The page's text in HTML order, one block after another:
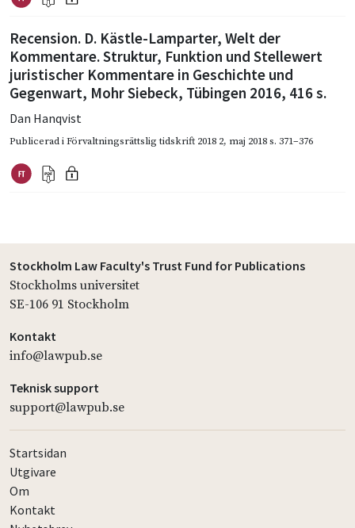
Recension. D. Kästle-Lamparter, Welt der
Kommentare. Struktur, Funktion und Stellewert
juristischer Kommentare in Geschichte und
Gegenwart, Mohr Siebeck, Tübingen 2016, 416 s.
Dan Hanqvist
Publicerad iFörvaltningsrättslig tidskrift 2018 2, maj 2018s. 371–376
Stockholm Law Faculty's Trust Fund for Publications
Stockholms universitet
SE-106 91 Stockholm
Kontakt
info@lawpub.se
Teknisk support
support@lawpub.se
Startsidan
Utgivare
Om
Kontakt